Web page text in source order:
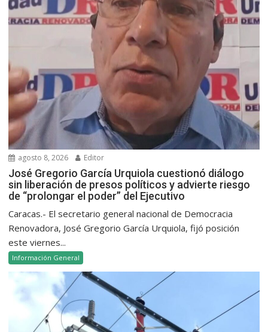
agosto 8, 2026 Editor
José Gregorio García Urquiola cuestionó diálogo
sin liberación de presos políticos y advierte riesgo
de “prolongar el poder” del Ejecutivo
Caracas.- El secretario general nacional de Democracia
Renovadora, José Gregorio García Urquiola, fijó posición
este viernes...
Información General